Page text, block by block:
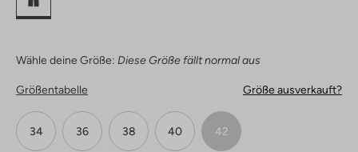
Wähle deine Größe: Diese Größe fällt normal aus
Größentabelle Größe ausverkauft?
34 36 38 40 42